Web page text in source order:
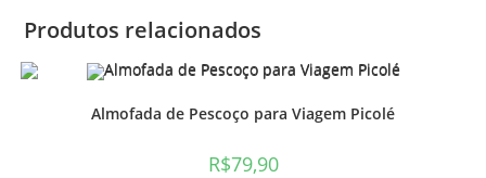
Produtos relacionados
Almofada de Pescoço para Viagem Picolé
R$79,90